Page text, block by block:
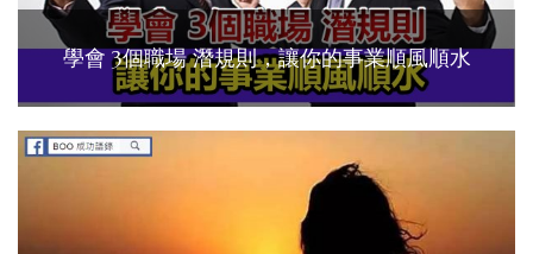
學會 3個職場 潛規則，讓你的事業順風順水